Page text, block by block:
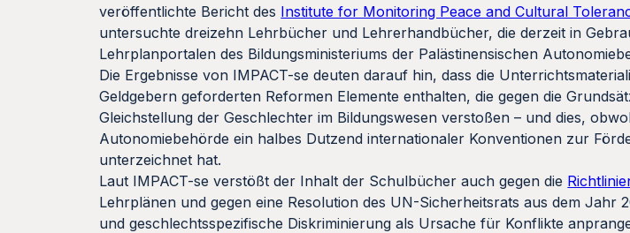
veröffentlichte Bericht des Institute for Monitoring Peace and Cultural
untersuchte dreizehn Lehrbücher und Lehrerhandbücher, die derzeit in
Lehrplanportalen des Bildungsministeriums der Palästinensischen
Die Ergebnisse von IMPACT-se deuten darauf hin, dass die
Geldgebern geforderten Reformen Elemente enthalten, die gegen die
Gleichstellung der Geschlechter im Bildungswesen verstoßen – und dies,
Autonomiebehörde ein halbes Dutzend internationaler Konventionen zur
unterzeichnet hat.
Laut IMPACT-se verstößt der Inhalt der Schulbücher auch gegen die
Lehrplänen und gegen eine Resolution des UN-Sicherheitsrats aus dem Jahr
und geschlechtsspezifische Diskriminierung als Ursache für Konflikte